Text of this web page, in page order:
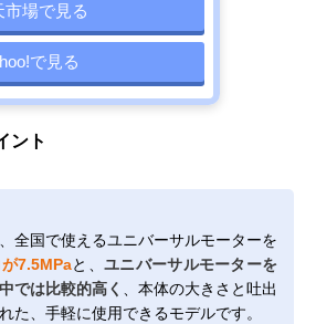
市場で見る
で見る
ント
全国で使えるユニバーサルモーターを
7.5MPaと、 ユニバーサルモーターを
では比較的高く
、本体の大きさと吐出
た、手軽に使用できるモデルです。